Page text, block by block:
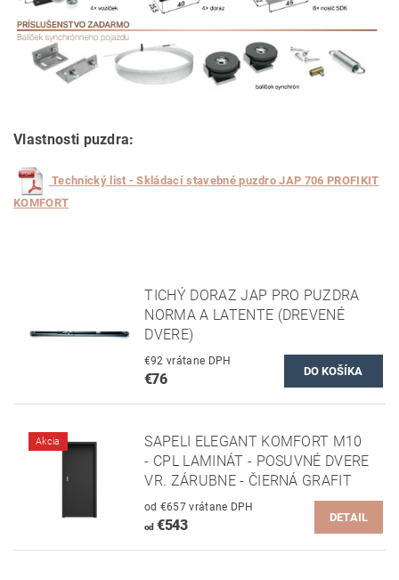
Vlastnosti puzdra:
Technický list - Skládací stavebné puzdro JAP 706 PROFIKIT
KOMFORT
TICHÝ DORAZ JAP PRO PUZDRA
NORMA A LATENTE (DREVENÉ
DVERE)
€92 vrátane DPH
€76
Akcia
SAPELI ELEGANT KOMFORT M10
- CPL LAMINÁT - POSUVNÉ DVERE
VR. ZÁRUBNE - ČIERNÁ GRAFIT
od €657 vrátane DPH
od€543 DETAIL